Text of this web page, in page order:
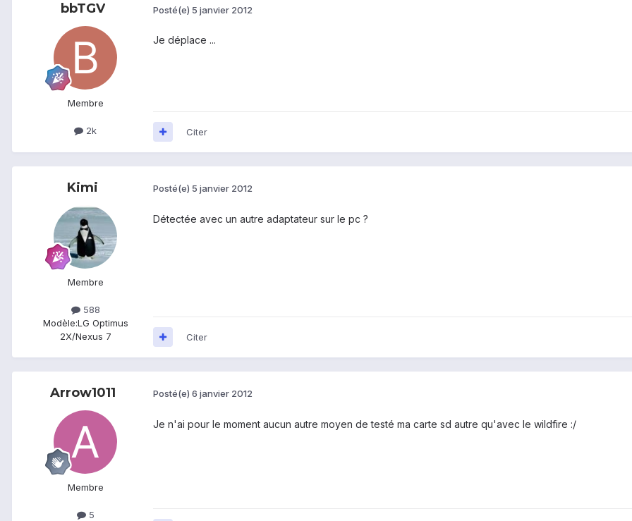
bbTGV
Membre
2k
Posté(e) 5 janvier 2012
Je déplace ...
Citer
Kimi
Membre
588
Modèle:LG Optimus
2X/Nexus 7
Posté(e) 5 janvier 2012
Détectée avec un autre adaptateur sur le pc ?
Citer
Arrow1011
Membre
5
Posté(e) 6 janvier 2012
Je n'ai pour le moment aucun autre moyen de testé ma carte sd autre qu'avec le wildfire :/